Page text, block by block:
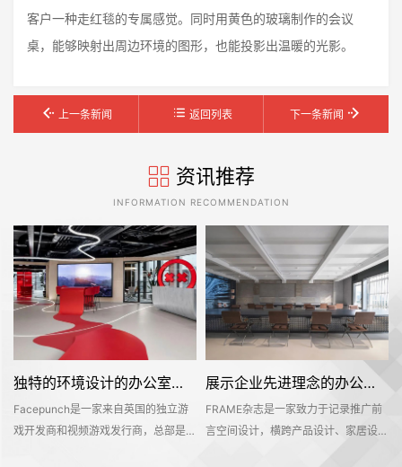
客户一种走红毯的专属感觉。同时用黄色的玻璃制作的会议
桌，能够映射出周边环境的图形，也能投影出温暖的光影。
上一条新闻 返回列表 下一条新闻
资讯推荐
INFORMATION RECOMMENDATION
独特的环境设计的办公室装修空间是怎样打造的——Facepunch
Facepunch是一家来自英国的独立游
戏开发商和视频游戏发行商，总部是位
展示企业先进理念的办公室装修设计空间是怎样的——FRAME
FRAME杂志是一家致力于记录推广前
言空间设计，横跨产品设计、家居设